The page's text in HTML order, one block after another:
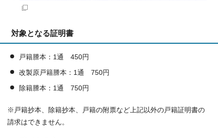
対象となる証明書
戸籍謄本：1通 450円
改製原戸籍謄本：1通 750円
除籍謄本：1通 750円
※戸籍抄本、除籍抄本、戸籍の附票など上記以外の戸籍証明書の
請求はできません。